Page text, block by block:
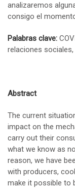
analizaremos
consigo el
Palabras clave:
relaciones sociales,
Abstract
The current
impact on the
carry out their
what we know as
reason, we have
with producers,
make it possible to